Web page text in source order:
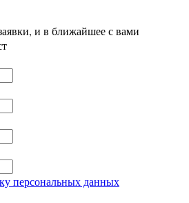
и в ближайшее с вами
персональных данных